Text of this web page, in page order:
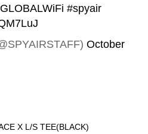
#spyair
October
X L/S TEE(BLACK)